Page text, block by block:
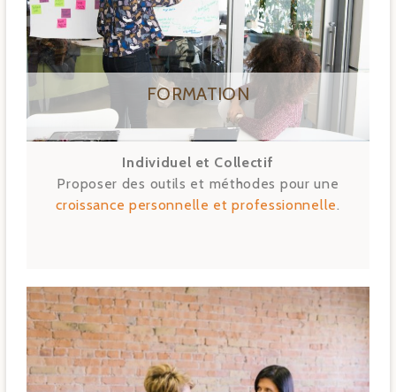
FORMATION
Individuel et Collectif
Proposer des outils et méthodes pour une
croissance personnelle et professionnelle.